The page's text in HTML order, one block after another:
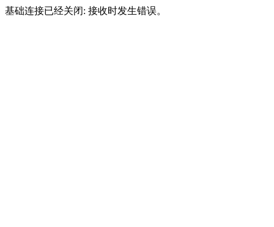
基础连接已经关闭: 接收时发生错误。